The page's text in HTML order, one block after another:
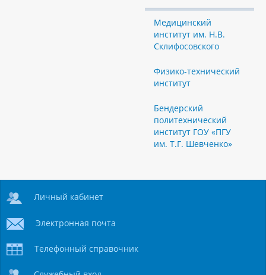
Медицинский
институт им. Н.В.
Склифосовского
Физико-технический
институт
Бендерский
политехнический
институт ГОУ «ПГУ
им. Т.Г. Шевченко»
Личный кабинет
Электронная почта
Телефонный справочник